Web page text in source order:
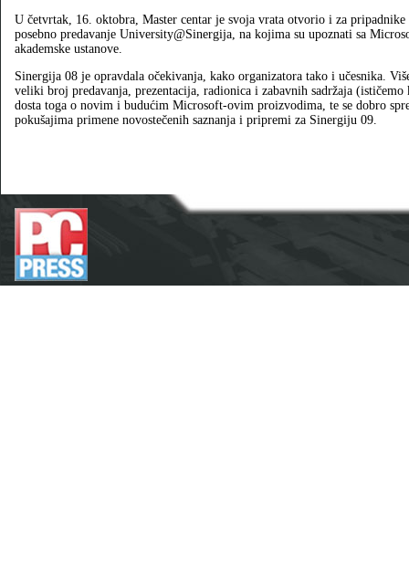
U četvrtak, 16. oktobra, Master centar je svoja vrata otvorio i za pripadnike
posebno predavanje University@Sinergija, na kojima su upoznati sa
akademske ustanove.
Sinergija 08 je opravdala očekivanja, kako organizatora tako i učesnika.
veliki broj predavanja, prezentacija, radionica i zabavnih sadržaja
dosta toga o novim i budućim Microsoft-ovim proizvodima, te se dobro
pokušajima primene novostečenih saznanja i pripremi za Sinergiju 09.